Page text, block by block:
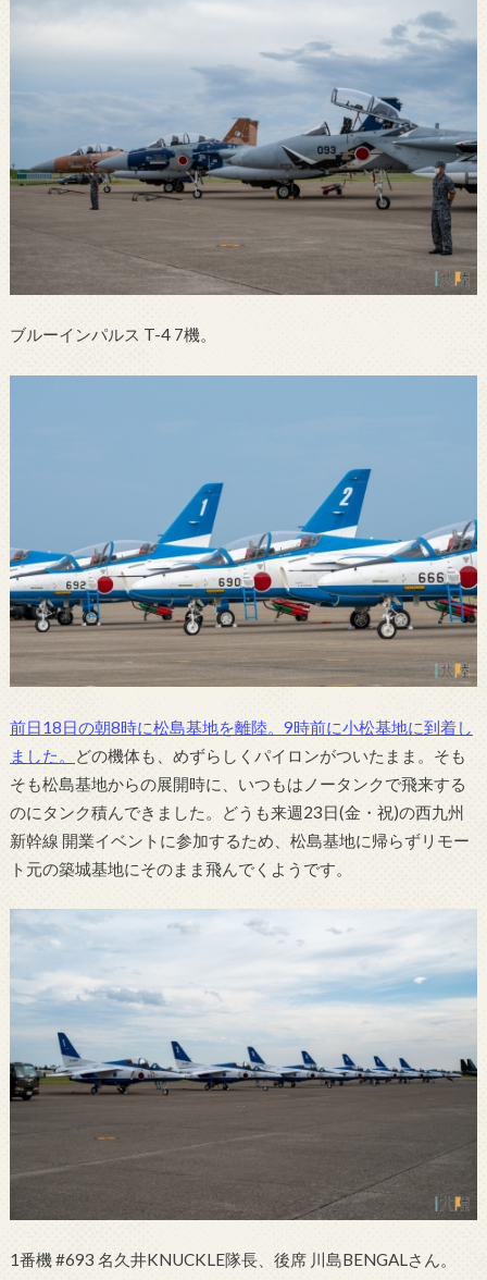
ブルーインパルス T-4 7機。
前日18日の朝8時に松島基地を離陸。9時前に小松基地に到着し
ました。
どの機体も、めずらしくパイロンがついたまま。そも
そも松島基地からの展開時に、いつもはノータンクで飛来する
のにタンク積んできました。どうも来週23日(金・祝)の西九州
新幹線 開業イベントに参加するため、松島基地に帰らずリモー
ト元の築城基地にそのまま飛んでくようです。
1番機 #693 名久井KNUCKLE隊長、後席 川島BENGALさん。